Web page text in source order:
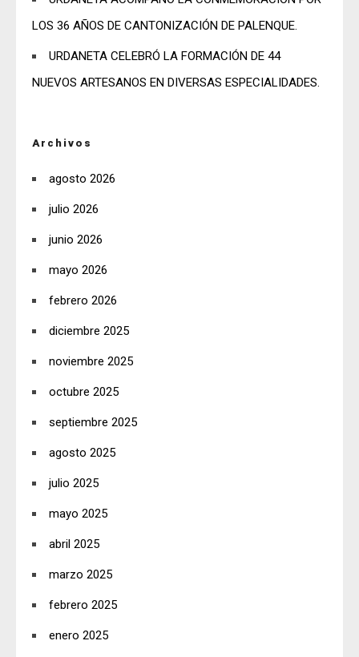
LOS 36 AÑOS DE CANTONIZACIÓN DE PALENQUE.
URDANETA CELEBRÓ LA FORMACIÓN DE 44
NUEVOS ARTESANOS EN DIVERSAS ESPECIALIDADES.
Archivos
agosto 2026
julio 2026
junio 2026
mayo 2026
febrero 2026
diciembre 2025
noviembre 2025
octubre 2025
septiembre 2025
agosto 2025
julio 2025
mayo 2025
abril 2025
marzo 2025
febrero 2025
enero 2025